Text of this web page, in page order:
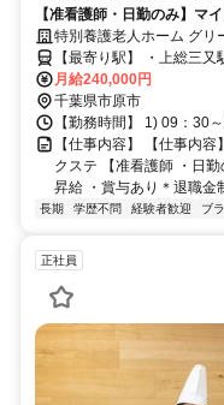
【准看護師・日勤のみ】マ
あり✨退職金制度・再雇用制
特別養護老人ホーム グリ
【最寄り駅】 ・上総三
月給240,000円
千葉県市原市
【勤務時間】 1) 09：30
【仕事内容】 【仕事内
クステ 【准看護師 ・日
昇給 ・賞与あり＊退職金
長期 学歴不問 経験者歓迎 ブ
正社員